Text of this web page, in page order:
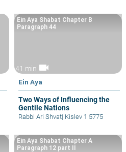
41 min videocam
Ein Aya
Two Ways of Influencing the
Gentile Nations
Ein Aya Shabat Chapter B
Paragraph 44
Rabbi Ari Shvat| Kislev 1 5775
Ein Aya Shabat Chapter A
Paragraph 12 part II